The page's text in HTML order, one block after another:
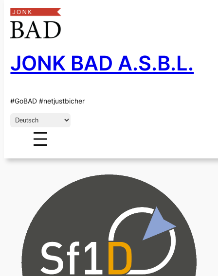
Zum
springen
JONK BAD A.S.B.L.
#GoBAD #netjustbicher
Sprache
auswählen
KATEGORIE:
ACEL